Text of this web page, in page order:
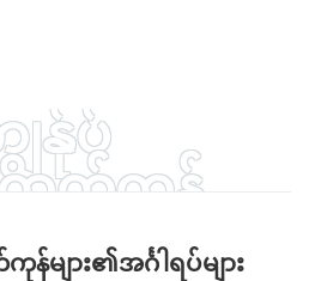
န်ုပ်
တ်ကုန်
ပ်များ
ျား၏အင်္ဂါရပ်များ